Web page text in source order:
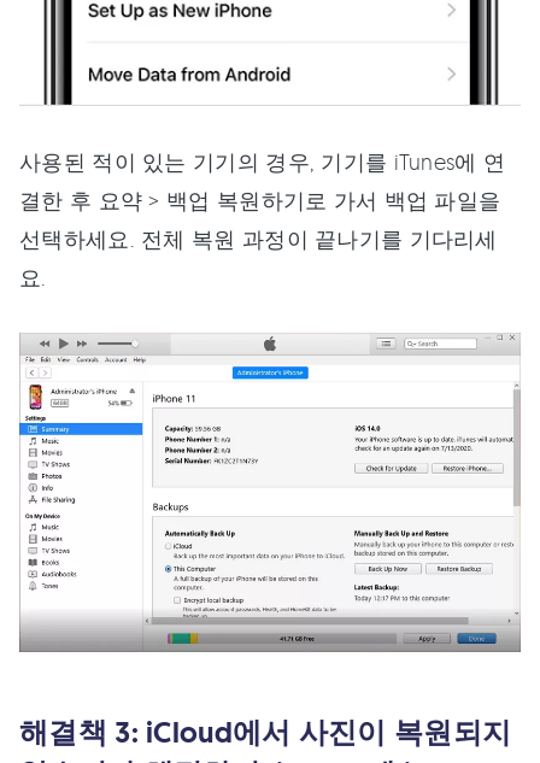
사용된 적이 있는 기기의 경우, 기기를 iTunes에 연
결한 후 요약 > 백업 복원하기로 가서 백업 파일을
선택하세요. 전체 복원 과정이 끝나기를 기다리세
요.
해결책 3: iCloud에서 사진이 복원되지